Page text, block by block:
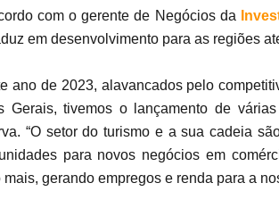
com o gerente de Negócios da
em desenvolvimento para as regiões
ano de 2023, alavancados pelo
Gerais, tivemos o lançamento de
“O setor do turismo e a sua cadeia
para novos negócios em
mais, gerando empregos e renda para a